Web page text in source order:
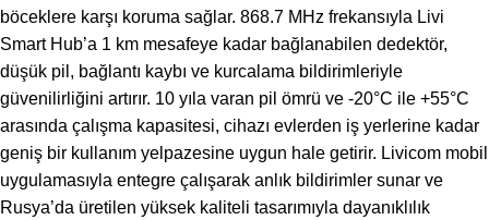
böceklere karşı koruma sağlar. 868.7 MHz frekansıyla Livi
Smart Hub’a 1 km mesafeye kadar bağlanabilen dedektör,
düşük pil, bağlantı kaybı ve kurcalama bildirimleriyle
güvenilirliğini artırır. 10 yıla varan pil ömrü ve -20°C ile +55°C
arasında çalışma kapasitesi, cihazı evlerden iş yerlerine kadar
geniş bir kullanım yelpazesine uygun hale getirir. Livicom mobil
uygulamasıyla entegre çalışarak anlık bildirimler sunar ve
Rusya’da üretilen yüksek kaliteli tasarımıyla dayanıklılık